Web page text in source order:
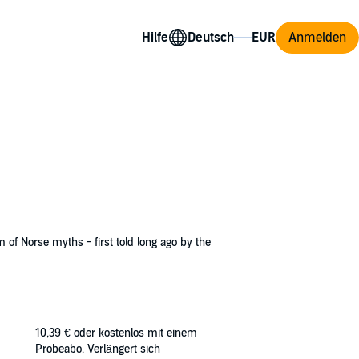
Hilfe Anmelden
of Norse myths - first told long ago by the
retrieve his powerful hammer Mjölnir;
as an editor for many years and has
10,39 € oder kostenlos mit einem
Probeabo. Verlängert sich